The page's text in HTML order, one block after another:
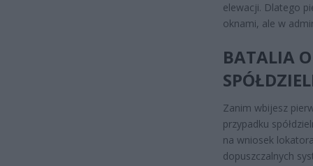
elewacji. Dlatego
oknami, ale w
BATALIA
Zanim wbijesz
przypadku
na wniosek
dopuszczalnych